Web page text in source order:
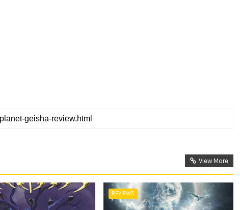
View More
REVIEWS